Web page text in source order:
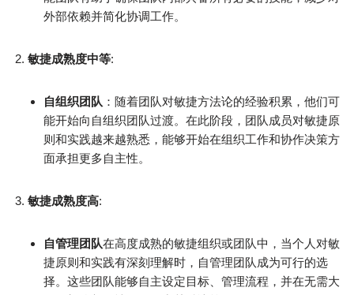
外部依赖并简化协调工作。
敏捷成熟度中等:
自组织团队 ：随着团队对敏捷方法论的经验积累，他们可
能开始向自组织团队过渡。在此阶段，团队成员对敏捷原
则和实践越来越熟悉，能够开始在组织工作和协作决策方
面承担更多自主性。
敏捷成熟度高:
自管理团队在高度成熟的敏捷组织或团队中，当个人对敏
捷原则和实践有深刻理解时，自管理团队成为可行的选
择。这些团队能够自主设定目标、管理流程，并在无需大